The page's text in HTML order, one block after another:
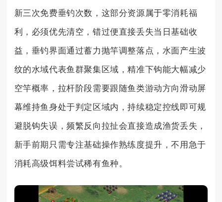
新三次免费垂钓次数，这部分资源属于零消耗福
利，必须优先清空，错过便直接丢失当日基础收
益，垂钓界面通过蓄力抛竿调整落点，水面产生波
纹的水域代表鱼群聚集区域，精准下钩能大幅减少
空竿概率，拉杆阶段需要跟随鱼类游动方向滑动屏
幕维持鱼身处于判定区域内，持续稳定控线即可规
避脱钩失误，频繁反向拉扯会直接造成渔货丢失，
新手前期只需专注基础操作熟练度提升，不用急于
消耗高级饵料尝试稀有鱼种。